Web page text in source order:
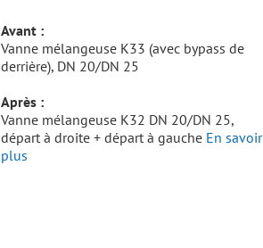
Avant :
Vanne mélangeuse K33 (avec bypass de
derrière), DN 20/DN 25
Après :
Vanne mélangeuse K32 DN 20/DN 25,
départ à droite + départ à gauche En savoir
plus